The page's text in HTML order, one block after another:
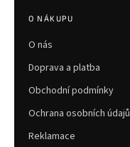
O NÁKUPU
O nás
Doprava a platba
Obchodní podmínky
Ochrana osobních údajů
Reklamace